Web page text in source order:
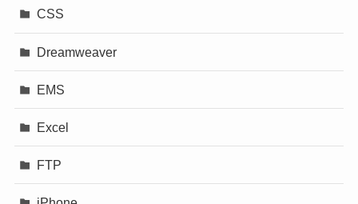
CSS
Dreamweaver
EMS
Excel
FTP